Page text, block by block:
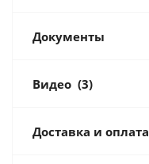
Документы
Видео (3)
Доставка и оплата